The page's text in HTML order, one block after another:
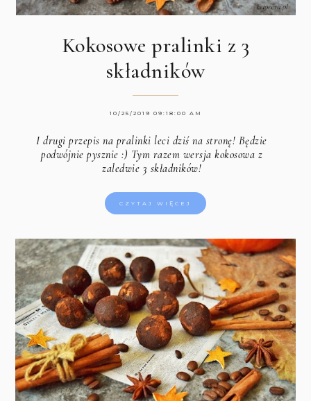
Kokosowe pralinki z 3
składników
10/25/2019 09:18:00 AM
I drugi przepis na pralinki leci dziś na stronę! Będzie
podwójnie pysznie :) Tym razem wersja kokosowa z
zaledwie 3 składników!
CZYTAJ WIĘCEJ